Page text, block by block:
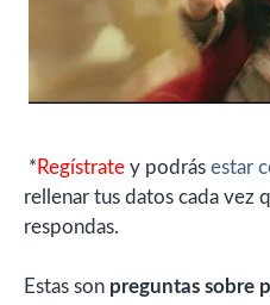
* Regístrate y podrás estar
rellenar tus datos cada vez
respondas.
Estas son preguntas sobre